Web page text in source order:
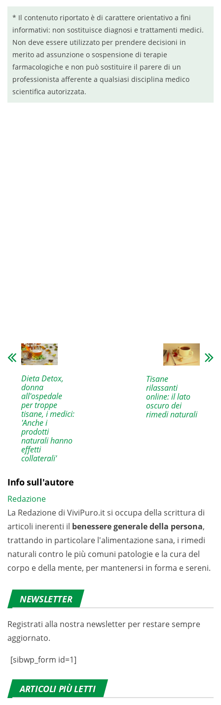
* Il contenuto riportato è di carattere orientativo a fini
informativi: non sostituisce diagnosi e trattamenti medici.
Non deve essere utilizzato per prendere decisioni in
merito ad assunzione o sospensione di terapie
farmacologiche e non può sostituire il parere di un
professionista afferente a qualsiasi disciplina medico
scientifica autorizzata.
Dieta Detox,
donna
all'ospedale
per troppe
tisane, i medici:
'Anche i
prodotti
naturali hanno
effetti
collaterali'
Tisane
rilassanti
online: il lato
oscuro dei
rimedi naturali
Info sull'autore
Redazione
La Redazione di ViviPuro.it si occupa della scrittura di
articoli inerenti il benessere generale della persona,
trattando in particolare l'alimentazione sana, i rimedi
naturali contro le più comuni patologie e la cura del
corpo e della mente, per mantenersi in forma e sereni.
NEWSLETTER
Registrati alla nostra newsletter per restare sempre
aggiornato.
[sibwp_form id=1]
ARTICOLI PIÙ LETTI